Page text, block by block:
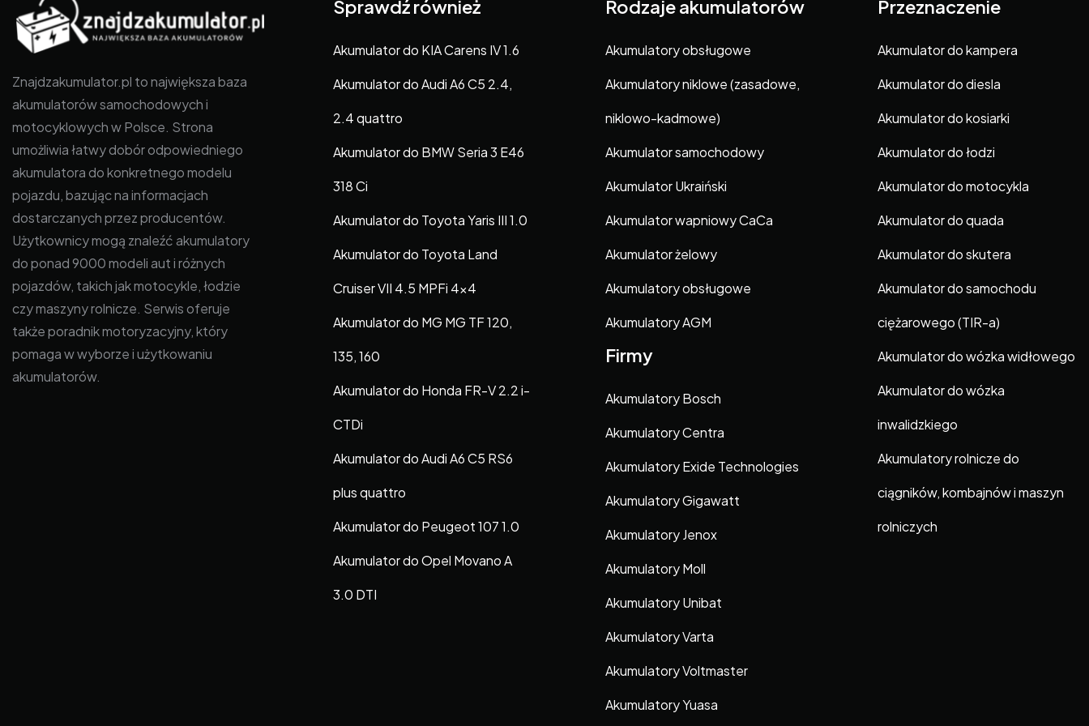
Znajdzakumulator.pl to największa baza
akumulatorów samochodowych i
motocyklowych w Polsce. Strona
umożliwia łatwy dobór odpowiedniego
akumulatora do konkretnego modelu
pojazdu, bazując na informacjach
dostarczanych przez producentów.
Użytkownicy mogą znaleźć akumulatory
do ponad 9000 modeli aut i różnych
pojazdów, takich jak motocykle, łodzie
czy maszyny rolnicze. Serwis oferuje
także poradnik motoryzacyjny, który
pomaga w wyborze i użytkowaniu
akumulatorów.
Sprawdź również
Akumulator do KIA Carens IV 1.6
Akumulator do Audi A6 C5 2.4,
2.4 quattro
Akumulator do BMW Seria 3 E46
318 Ci
Akumulator do Toyota Yaris III 1.0
Akumulator do Toyota Land
Cruiser VII 4.5 MPFi 4×4
Akumulator do MG MG TF 120,
135, 160
Akumulator do Honda FR-V 2.2 i-
CTDi
Akumulator do Audi A6 C5 RS6
plus quattro
Akumulator do Peugeot 107 1.0
Akumulator do Opel Movano A
3.0 DTI
Rodzaje akumulatorów
Akumulatory obsługowe
Akumulatory niklowe (zasadowe,
niklowo-kadmowe)
Akumulator samochodowy
Akumulator Ukraiński
Akumulator wapniowy CaCa
Akumulator żelowy
Akumulatory obsługowe
Akumulatory AGM
Firmy
Akumulatory Bosch
Akumulatory Centra
Akumulatory Exide Technologies
Akumulatory Gigawatt
Akumulatory Jenox
Akumulatory Moll
Akumulatory Unibat
Akumulatory Varta
Akumulatory Voltmaster
Akumulatory Yuasa
Przeznaczenie
Akumulator do kampera
Akumulator do diesla
Akumulator do kosiarki
Akumulator do łodzi
Akumulator do motocykla
Akumulator do quada
Akumulator do skutera
Akumulator do samochodu
ciężarowego (TIR-a)
Akumulator do wózka widłowego
Akumulator do wózka
inwalidzkiego
Akumulatory rolnicze do
ciągników, kombajnów i maszyn
rolniczych